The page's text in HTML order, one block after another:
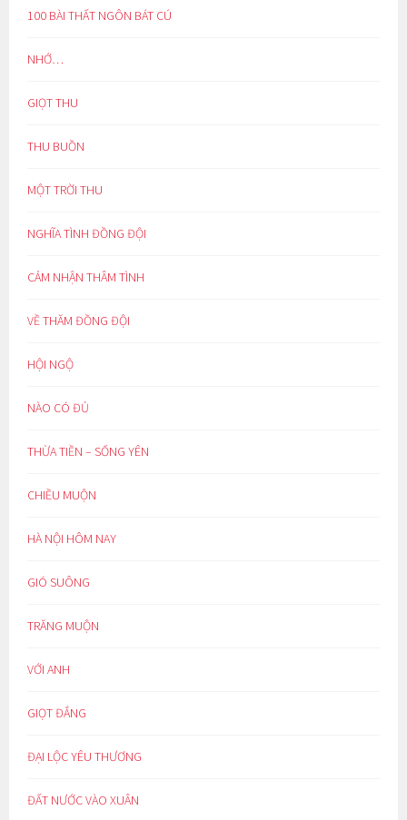
100 BÀI THẤT NGÔN BÁT CÚ
NHỚ…
GIỌT THU
THU BUỒN
MỘT TRỜI THU
NGHĨA TÌNH ĐỒNG ĐỘI
CẢM NHẬN THÂM TÌNH
VỀ THĂM ĐỒNG ĐỘI
HỘI NGỘ
NÀO CÓ ĐỦ
THỪA TIỀN – SỐNG YÊN
CHIỀU MUỘN
HÀ NỘI HÔM NAY
GIÓ SUÔNG
TRĂNG MUỘN
VỚI ANH
GIỌT ĐẮNG
ĐẠI LỘC YÊU THƯƠNG
ĐẤT NƯỚC VÀO XUÂN